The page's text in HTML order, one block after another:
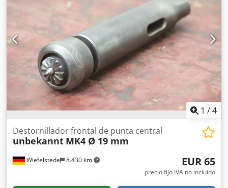
1 /4
Wiefelstede 8.430 km
Destornillador frontal de punta central
unbekannt MK4 Ø 19 mm
EUR 65
precio fijo IVA no incluído